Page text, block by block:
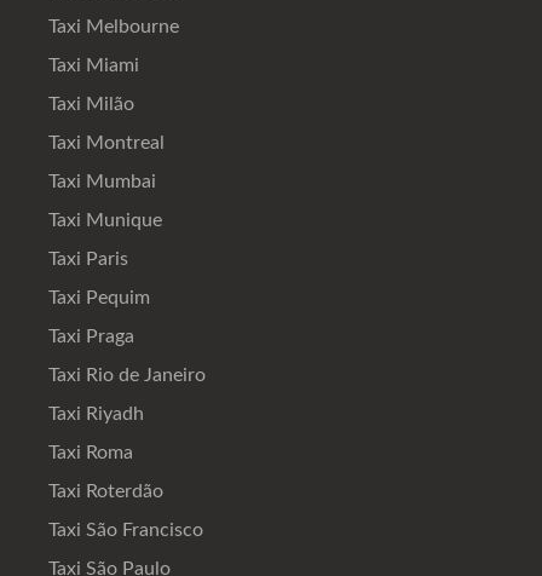
Taxi Melbourne
Taxi Miami
Taxi Milão
Taxi Montreal
Taxi Mumbai
Taxi Munique
Taxi Paris
Taxi Pequim
Taxi Praga
Taxi Rio de Janeiro
Taxi Riyadh
Taxi Roma
Taxi Roterdão
Taxi São Francisco
Taxi São Paulo